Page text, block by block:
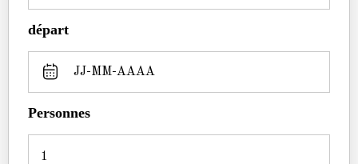
départ
Personnes
1